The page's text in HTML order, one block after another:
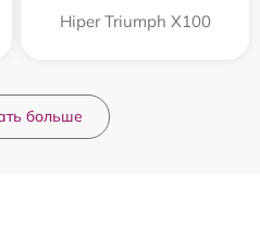
Hiper Triumph X100
больше